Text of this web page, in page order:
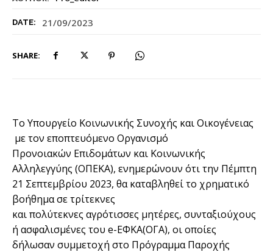
DATE: 21/09/2023
SHARE:
Το Υπουργείο Κοινωνικής Συνοχής και Οικογένειας
με τον εποπτευόμενο Οργανισμό
Προνοιακών Επιδομάτων και Κοινωνικής
Αλληλεγγύης (ΟΠΕΚΑ), ενημερώνουν ότι την Πέμπτη
21 Σεπτεμβρίου 2023, θα καταβληθεί το χρηματικό
βοήθημα σε τρίτεκνες
και πολύτεκνες αγρότισσες μητέρες, συνταξιούχους
ή ασφαλισμένες του e-ΕΦΚΑ(ΟΓΑ), οι οποίες
δήλωσαν συμμετοχή στο Πρόγραμμα Παροχής